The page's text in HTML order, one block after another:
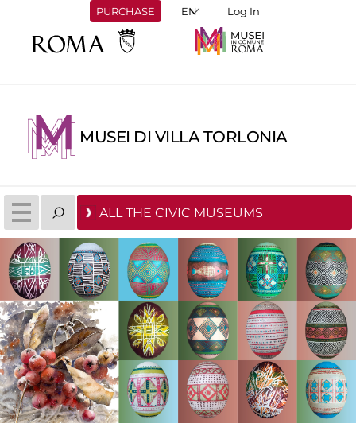
PURCHASE Log In
MUSEI DI VILLA TORLONIA
ALL THE CIVIC MUSEUMS